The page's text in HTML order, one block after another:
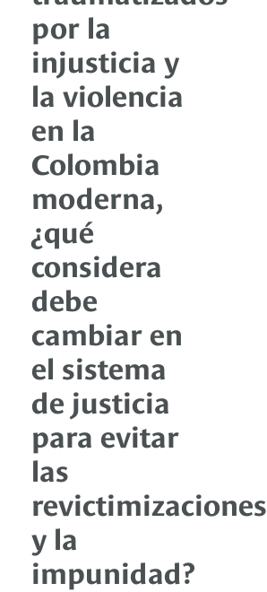
por la
injusticia y
la violencia
en la
Colombia
moderna,
¿qué
considera
debe
cambiar en
el sistema
de justicia
para evitar
las
revictimizaciones
y la
impunidad?